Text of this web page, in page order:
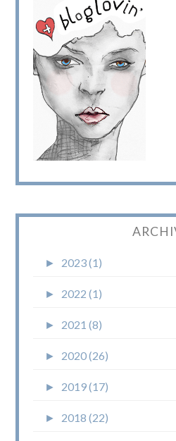
► 2023 (1)
► 2022 (1)
► 2021 (8)
► 2020 (26)
► 2019 (17)
► 2018 (22)